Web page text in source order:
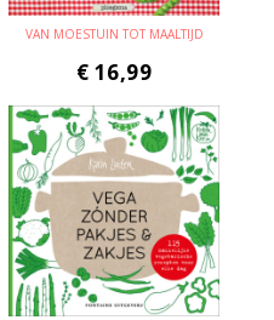
VAN MOESTUIN TOT MAALTIJD
€ 16,99